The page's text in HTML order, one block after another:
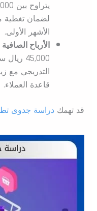
لضمان تغطية
الأشهر الأولى.
الأرباح
45,000
التدريجي مع
قاعدة العملاء.
قد تهمك دراسة جدوى